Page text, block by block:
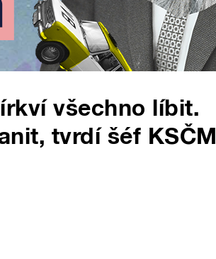
všechno líbit.
tvrdí šéf KSČM